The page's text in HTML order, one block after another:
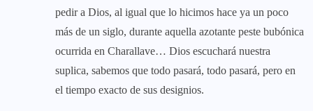
pedir a Dios, al igual que lo hicimos hace ya un poco
más de un siglo, durante aquella azotante peste bubónica
ocurrida en Charallave… Dios escuchará nuestra
suplica, sabemos que todo pasará, todo pasará, pero en
el tiempo exacto de sus designios.